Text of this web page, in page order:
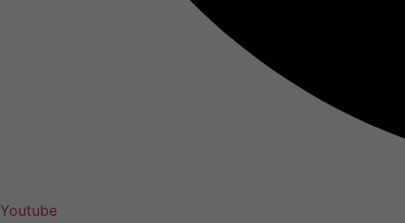
Youtube